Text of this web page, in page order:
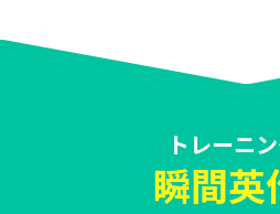
トレーニ
瞬間英